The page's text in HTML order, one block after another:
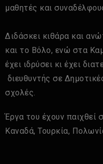
μαθητές και
Διδάσκει κιθάρα και
και το Βόλο, ενώ στα
έχει ιδρύσει κι έχει
διευθυντής σε
σχολές.
Έργα του έχουν παιχθεί
Καναδά, Τουρκία,